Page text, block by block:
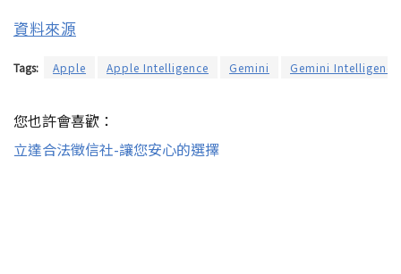
資料來源
Tags: Apple Apple Intelligence Gemini Gemini Intelligence
您也許會喜歡：
立達合法徵信社-讓您安心的選擇